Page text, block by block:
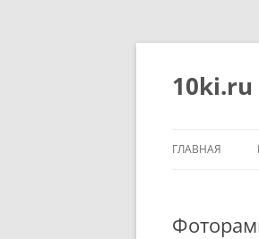
Перейти
содержимому
10ki.ru
ГЛАВНАЯ